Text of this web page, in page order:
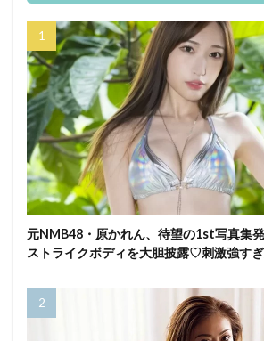
元NMB48・原かれん、待望の1st写真集
ストライクボディを大胆披露♡刺激強す